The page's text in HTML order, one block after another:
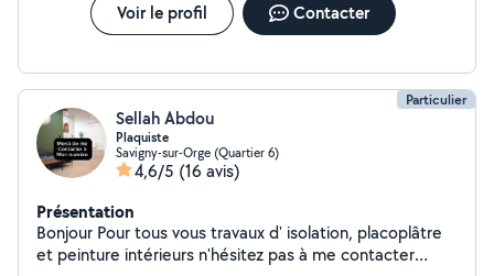
Voir le profil Contacter
Particulier
Sellah Abdou
Plaquiste
Savigny-sur-Orge (Quartier 6)
4,6/5 (16 avis)
Présentation
Bonjour Pour tous vous travaux d' isolation, placoplâtre
et peinture intérieurs n'hésitez pas à me contacter